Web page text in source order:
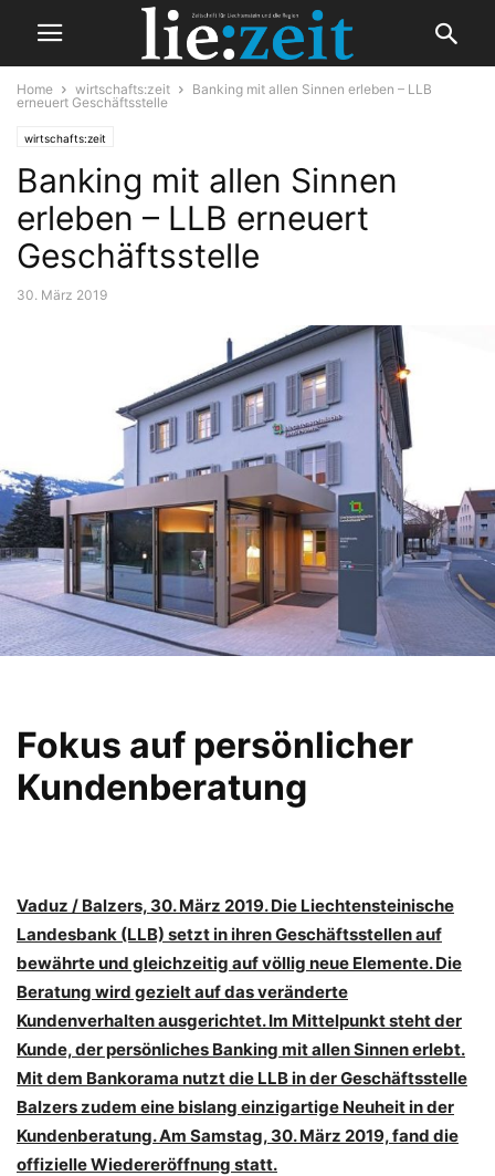
Home wirtschafts:zeit
Banking mit allen Sinnen erleben – LLB
erneuert Geschäftsstelle
wirtschafts:zeit
Banking mit allen Sinnen
erleben – LLB erneuert
Geschäftsstelle
30. März 2019
Fokus auf persönlicher
Kundenberatung
Vaduz / Balzers, 30. März 2019. Die Liechtensteinische
Landesbank (LLB) setzt in ihren Geschäftsstellen auf
bewährte und gleichzeitig auf völlig neue Elemente. Die
Beratung wird gezielt auf das veränderte
Kundenverhalten ausgerichtet. Im Mittelpunkt steht der
Kunde, der persönliches Banking mit allen Sinnen erlebt.
Mit dem Bankorama nutzt die LLB in der Geschäftsstelle
Balzers zudem eine bislang einzigartige Neuheit in der
Kundenberatung. Am Samstag, 30. März 2019, fand die
offizielle Wiedereröffnung statt.